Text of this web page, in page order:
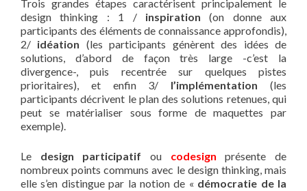
Trois grandes étapes caractérisent principalement le
design thinking : 1 / inspiration (on donne aux
participants des éléments de connaissance approfondis),
2/ idéation (les participants génèrent des idées de
solutions, d’abord de façon très large -c’est la
divergence-, puis recentrée sur quelques pistes
prioritaires), et enfin 3/ l’implémentation (les
participants décrivent le plan des solutions retenues, qui
peut se matérialiser sous forme de maquettes par
exemple).
Le design participatif ou codesign présente de
nombreux points communs avec le design thinking, mais
elle s’en distingue par la notion de « démocratie de la